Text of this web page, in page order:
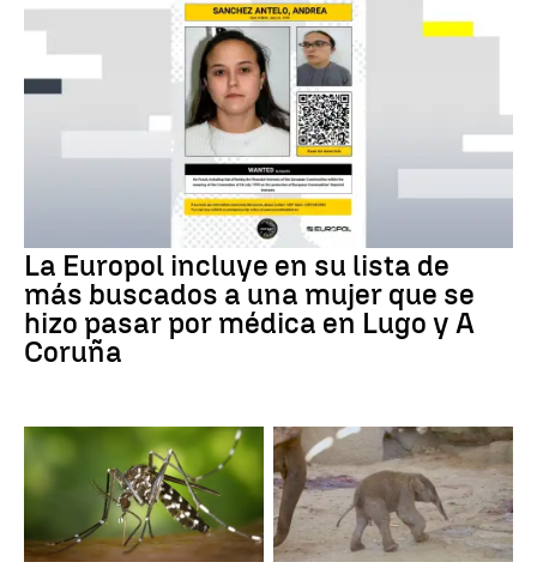
La Europol incluye en su lista de
más buscados a una mujer que se
hizo pasar por médica en Lugo y A
Coruña